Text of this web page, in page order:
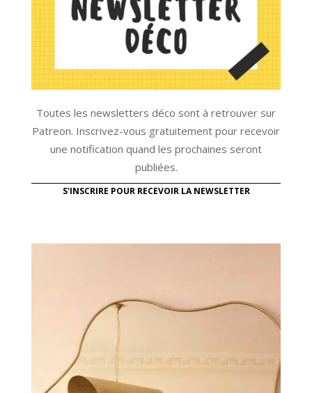
Toutes les newsletters déco sont à retrouver sur
Patreon. Inscrivez-vous gratuitement pour recevoir
une notification quand les prochaines seront
publiées.
S'INSCRIRE POUR RECEVOIR LA NEWSLETTER